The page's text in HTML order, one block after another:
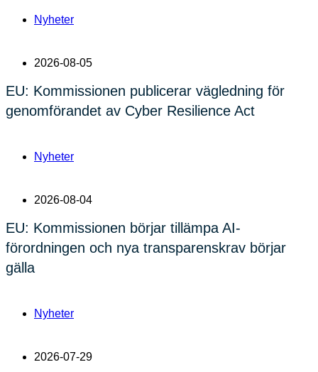
Nyheter
2026-08-05
EU: Kommissionen publicerar vägledning för
genomförandet av Cyber Resilience Act
Nyheter
2026-08-04
EU: Kommissionen börjar tillämpa AI-
förordningen och nya transparenskrav börjar
gälla
Nyheter
2026-07-29